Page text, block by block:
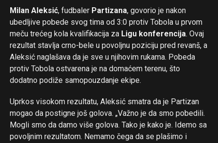
Milan Aleksić, fudbaler Partizana, govorio je nakon
ubedljive pobede svog tima od 3:0 protiv Tobola u prvom
meču trećeg kola kvalifikacija za Ligu konferencija. Ovaj
rezultat stavlja crno-bele u povoljnu poziciju pred revanš, a
Aleksić naglašava da je sve u njihovim rukama. Pobeda
protiv Tobola ostvarena je na domaćem terenu, što
dodatno podiže samopouzdanje ekipe.
Uprkos visokom rezultatu, Aleksić smatra da je Partizan
mogao da postigne još golova. „Važno je da smo pobedili.
Mogli smo da damo više golova. Tako je kako je. Idemo sa
povoljnim rezultatom. Nemamo čega da se plašimo i